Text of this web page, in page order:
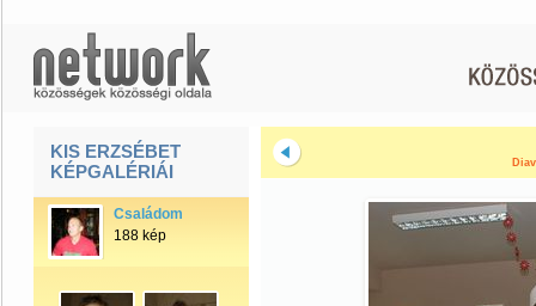
KIS ERZSÉBET
KÉPGALÉRIÁI
Családom
188 kép